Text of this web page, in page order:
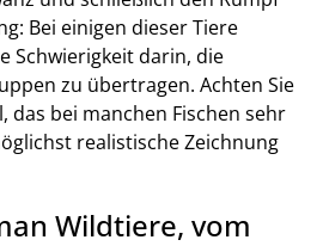
Bei einigen dieser Tiere
Schwierigkeit darin, die
zu übertragen. Achten Sie
das bei manchen Fischen sehr
realistische Zeichnung
Wildtiere, vom